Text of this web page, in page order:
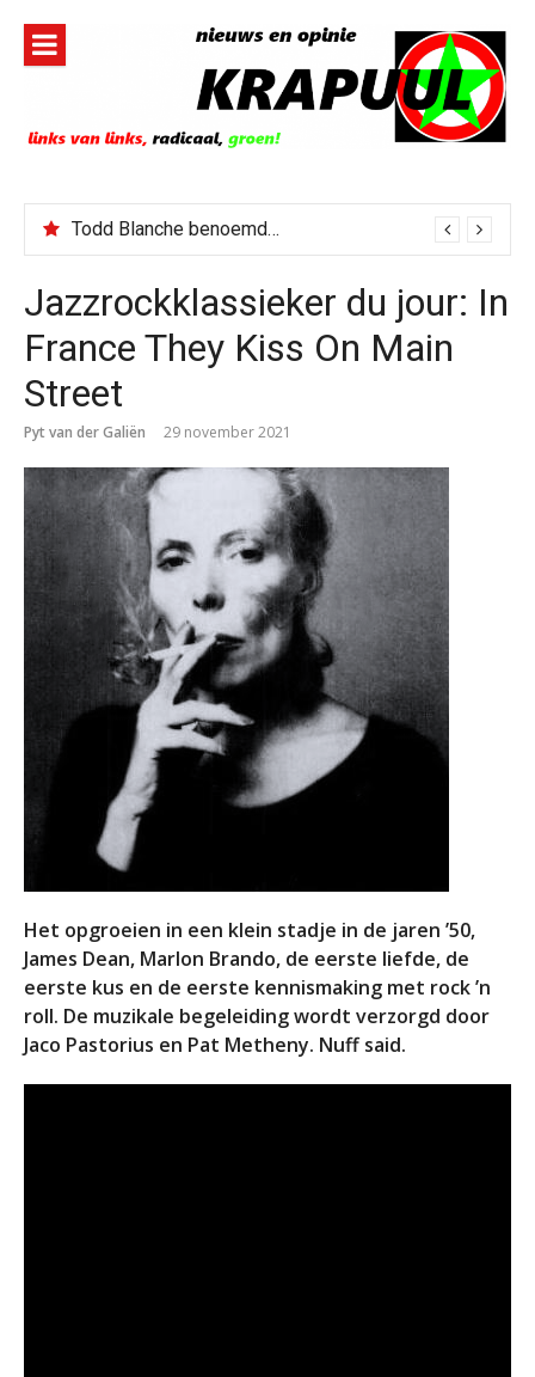
inhoud
Todd Blanche benoemd tot Attorney General
Jazzrockklassieker du jour: In
France They Kiss On Main
Street
Pyt van der Galiën 29 november 2021
Het opgroeien in een klein stadje in de jaren ’50,
James Dean, Marlon Brando, de eerste liefde, de
eerste kus en de eerste kennismaking met rock ’n
roll. De muzikale begeleiding wordt verzorgd door
Jaco Pastorius en Pat Metheny. Nuff said.